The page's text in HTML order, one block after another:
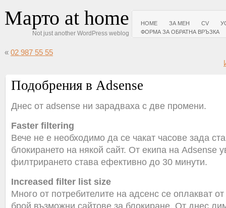
Марто at home
Not just another WordPress weblog
HOME ЗА МЕН CV
ФОРМА ЗА ОБРАТНА ВРЪЗКА
« 02 987 55 55
Подобрения в Adsense
Днес от adsense ни зарадваха с две промени.
Faster filtering
Вече не е необходимо да се чакат часове зада
блокирането на някой сайт. От екипа на Adsense
филтрирането става ефективно до 30 минути.
Increased filter list size
Много от потребителите на адсенс се оплакват
брой възможни сайтове за блокиране. От днес